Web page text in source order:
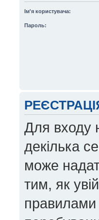
Ім'я користувача:
Пароль:
Для входу
декілька
може
тим, як
правилами